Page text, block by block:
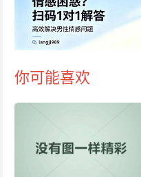
你可能喜欢